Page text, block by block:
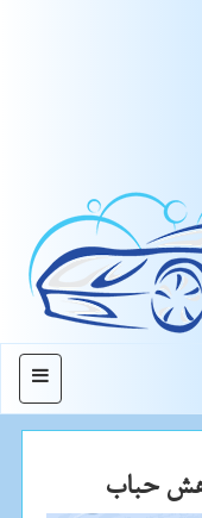
منو
حباب